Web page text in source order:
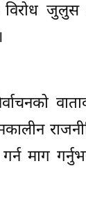
विरोध
माग